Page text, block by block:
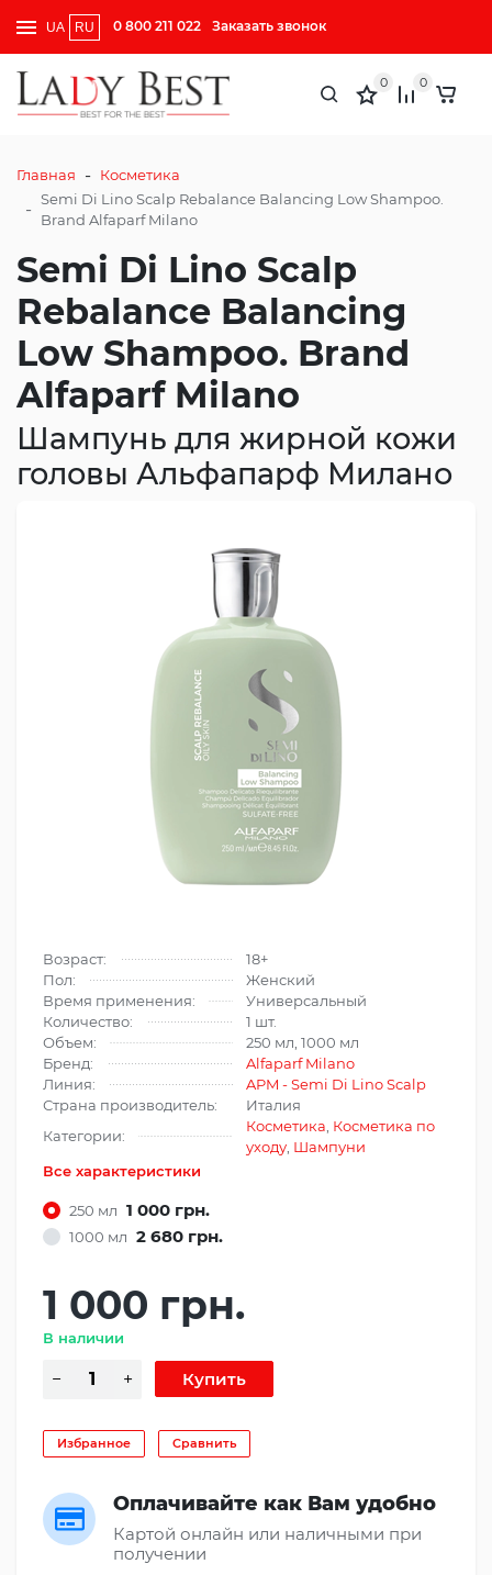
UA RU 0 800 211 022 Заказать звонок
0 0
Главная - Косметика
- Semi Di Lino Scalp Rebalance Balancing Low Shampoo.
Brand Alfaparf Milano
Semi Di Lino Scalp
Rebalance Balancing
Low Shampoo. Brand
Alfaparf Milano
Шампунь для жирной кожи
головы Альфапарф Милано
Возраст:
18+
Пол:
Женский
Время применения:
Универсальный
Количество:
1 шт.
Объем:
250 мл, 1000 мл
Бренд:
Alfaparf Milano
Линия:
APM - Semi Di Lino Scalp
Страна производитель:
Италия
Категории:
Косметика Косметика по
уходу Шампуни
Все характеристики
250 мл 1 000 грн.
1000 мл 2 680 грн.
1 000 грн.
В наличии
Избранное Сравнить
Оплачивайте как Вам удобно
Картой онлайн или наличными при
получении